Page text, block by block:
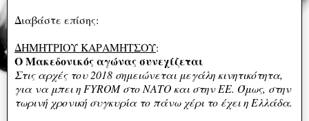
Διαβάστε επίσης:
ΔΗΜΗΤΡΙΟΥ ΚΑΡΑΜΗΤΣΟΥ:
O Μακεδονικός αγώνας συνεχίζεται
Στις αρχές του 2018 σημειώνεται μεγάλη κινητικότητα,
για να μπει η FYROM στο ΝΑΤΟ και στην ΕΕ. Όμως, στην
τωρινή χρονική συγκυρία το πάνω χέρι το έχει η Ελλάδα.